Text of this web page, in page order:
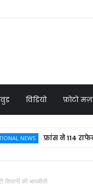
विडियो फ़ोटो
फ्रांस ने 114 राफेल की
शिवानी की आपबीती